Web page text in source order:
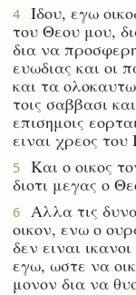
4
Ιδου, εγω
του Θεου μου,
δια να
ευωδιας και οι
και τα
τοις σαββασι
επισημοις
ειναι χρεος
5
Και ο οικος
διοτι μεγας ο
6
Αλλα τις
οικον, ενω ο
δεν ειναι
εγω, ωστε να
μονον δια να